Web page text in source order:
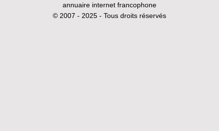
annuaire internet francophone
© 2007 - 2025 - Tous droits réservés